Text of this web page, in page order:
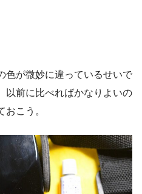
色が微妙に違っているせいで
以前に比べればかなりよいの
こう。